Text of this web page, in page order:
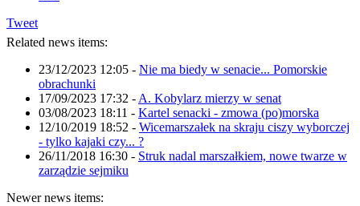
Tweet
Related news items:
23/12/2023 12:05 - Nie ma biedy w senacie... Pomorskie
obrachunki
17/09/2023 17:32 - A. Kobylarz mierzy w senat
03/08/2023 18:11 - Kartel senacki - zmowa (po)morska
12/10/2019 18:52 - Wicemarszałek na skraju ciszy wyborczej
- tylko kajaki czy... ?
26/11/2018 16:30 - Struk nadal marszałkiem, nowe twarze w
zarządzie sejmiku
Newer news items: